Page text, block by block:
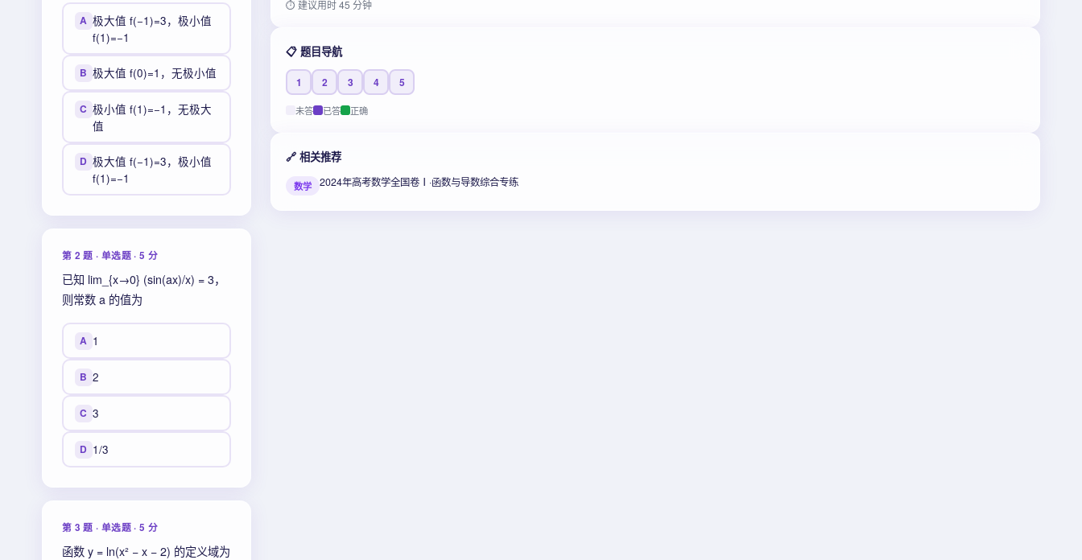
A 极大值 f(−1)=3，极小值
f(1)=−1
B 极大值 f(0)=1，无极小值
C 极小值 f(1)=−1，无极大
值
D 极大值 f(−1)=3，极小值
f(1)=−1
第 2 题 · 单选题 · 5 分
已知 lim_{x→0} (sin(ax)/x) = 3，
则常数 a 的值为
A 1
B 2
C 3
D 1/3
第 3 题 · 单选题 · 5 分
函数 y = ln(x² − x − 2) 的定义域为
⏱ 建议用时 45 分钟
📋 题目导航
1 2 3 4 5
未答 已答 正确
🔗 相关推荐
数学 2024年高考数学全国卷Ⅰ·函数与导数综合专练